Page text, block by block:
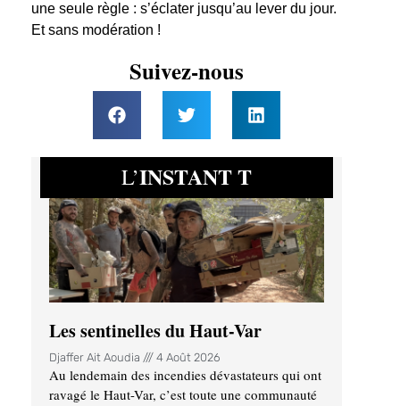
une seule règle : s’éclater jusqu’au lever du jour.
Et sans modération !
Suivez-nous
L’INSTANT T
Les sentinelles du Haut-Var
Djaffer Ait Aoudia 4 Août 2026
Au lendemain des incendies dévastateurs qui ont
ravagé le Haut-Var, c’est toute une communauté